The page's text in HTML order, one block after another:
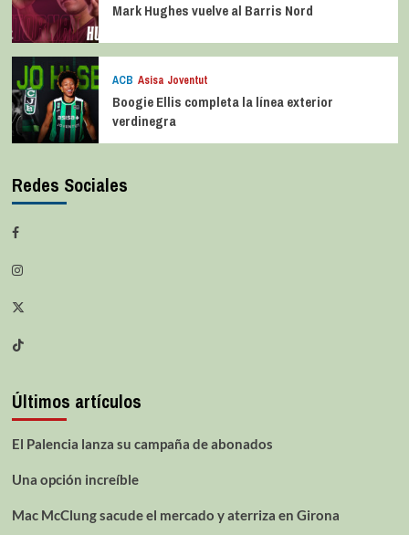
Mark Hughes vuelve al Barris Nord
ACB Asisa Joventut
Boogie Ellis completa la línea exterior
verdinegra
Redes Sociales
Últimos artículos
El Palencia lanza su campaña de abonados
Una opción increíble
Mac McClung sacude el mercado y aterriza en Girona